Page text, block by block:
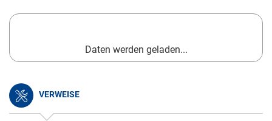
Daten werden geladen...
VERWEISE